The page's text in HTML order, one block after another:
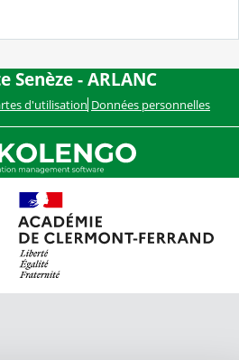
Senèze - ARLANC
d'utilisation Données personnelles